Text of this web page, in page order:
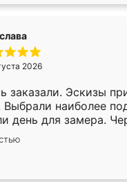
2026
заказали. Эскизы
Выбрали наиболее
день для замера.
была уже готова.
Спасибо
работу!